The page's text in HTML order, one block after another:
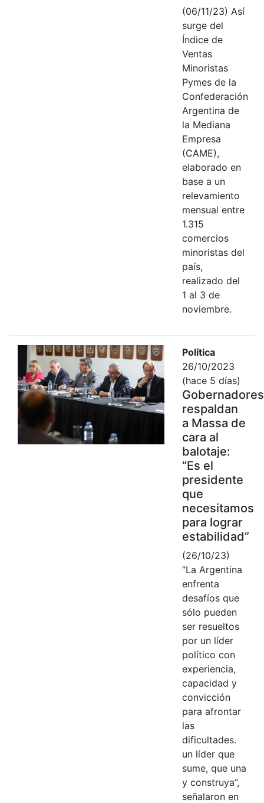
(06/11/23) Así
surge del
Índice de
Ventas
Minoristas
Pymes de la
Confederación
Argentina de
la Mediana
Empresa
(CAME),
elaborado en
base a un
relevamiento
mensual entre
1.315
comercios
minoristas del
país,
realizado del
1 al 3 de
noviembre.
Política
26/10/2023
(hace 5 días)
Gobernadores
respaldan
a Massa de
cara al
balotaje:
“Es el
presidente
que
necesitamos
para lograr
estabilidad”
(26/10/23)
“La Argentina
enfrenta
desafíos que
sólo pueden
ser resueltos
por un líder
político con
experiencia,
capacidad y
convicción
para afrontar
las
dificultades.
un líder que
sume, que una
y construya”,
señalaron en